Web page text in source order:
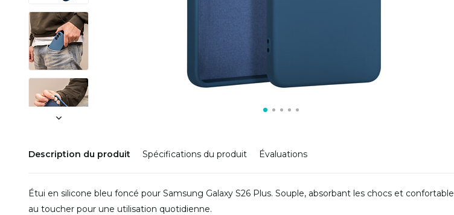
Description du produit Spécifications du produit Évaluations
Étui en silicone bleu foncé pour Samsung Galaxy S26 Plus. Souple, absorbant les chocs et confortable
au toucher pour une utilisation quotidienne.